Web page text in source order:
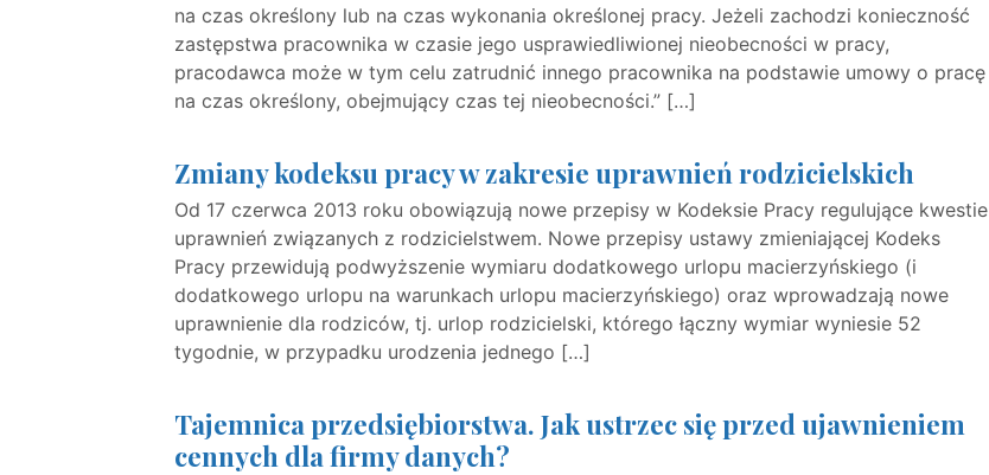
na czas określony lub na czas wykonania określonej pracy. Jeżeli zachodzi konieczność
zastępstwa pracownika w czasie jego usprawiedliwionej nieobecności w pracy,
pracodawca może w tym celu zatrudnić innego pracownika na podstawie umowy o pracę
na czas określony, obejmujący czas tej nieobecności.” […]
Zmiany kodeksu pracy w zakresie uprawnień rodzicielskich
Od 17 czerwca 2013 roku obowiązują nowe przepisy w Kodeksie Pracy regulujące kwestie
uprawnień związanych z rodzicielstwem. Nowe przepisy ustawy zmieniającej Kodeks
Pracy przewidują podwyższenie wymiaru dodatkowego urlopu macierzyńskiego (i
dodatkowego urlopu na warunkach urlopu macierzyńskiego) oraz wprowadzają nowe
uprawnienie dla rodziców, tj. urlop rodzicielski, którego łączny wymiar wyniesie 52
tygodnie, w przypadku urodzenia jednego […]
Tajemnica przedsiębiorstwa. Jak ustrzec się przed ujawnieniem
cennych dla firmy danych?